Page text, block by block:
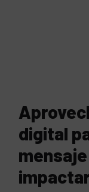
digital